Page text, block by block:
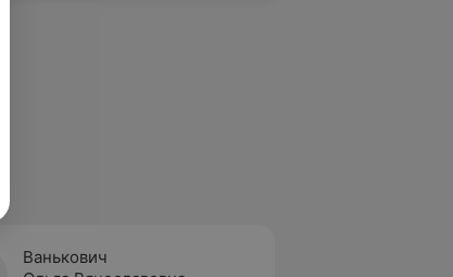
Ванькович